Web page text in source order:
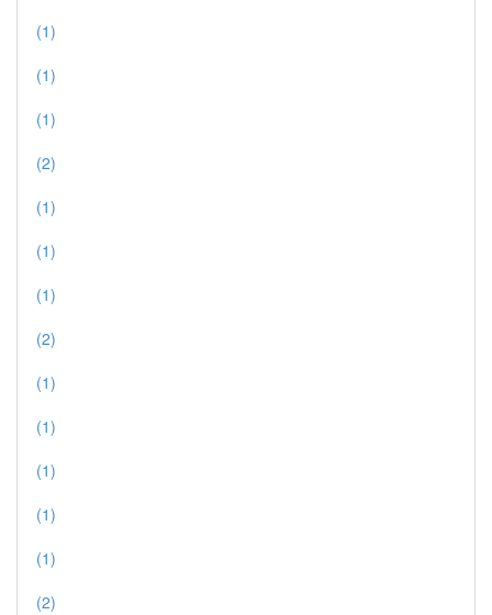
(1)
(1)
(1)
(2)
(1)
(1)
(1)
(2)
(1)
(1)
(1)
(1)
(1)
(2)